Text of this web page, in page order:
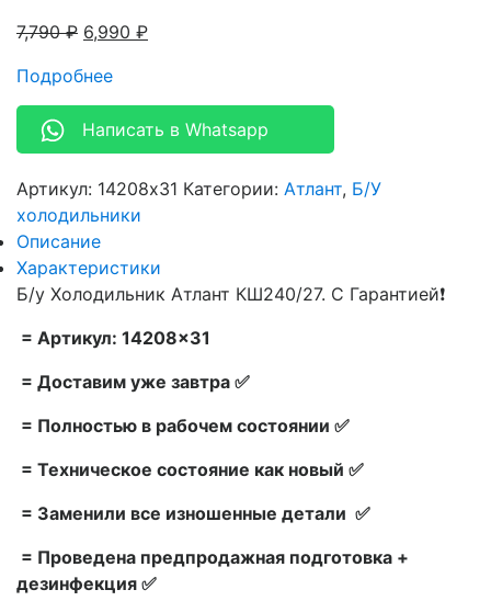
7,790₽ 6,990 ₽
Подробнее
Написать в Whatsapp
Артикул: 14208x31 Категории: Атлант, Б/У
холодильники
Описание
Характеристики
Б/у Холодильник Атлант КШ240/27. С Гарантией❗
= Артикул: 14208×31
= Доставим уже завтра ✅
= Полностью в рабочем состоянии ✅
= Техническое состояние как новый ✅
= Заменили все изношенные детали ✅
= Проведена предпродажная подготовка +
дезинфекция ✅